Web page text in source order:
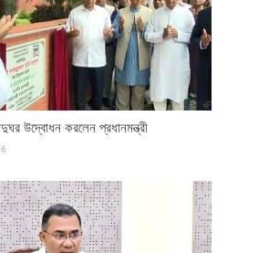
উদ্বোধন করলেন প্রধানমন্ত্রী